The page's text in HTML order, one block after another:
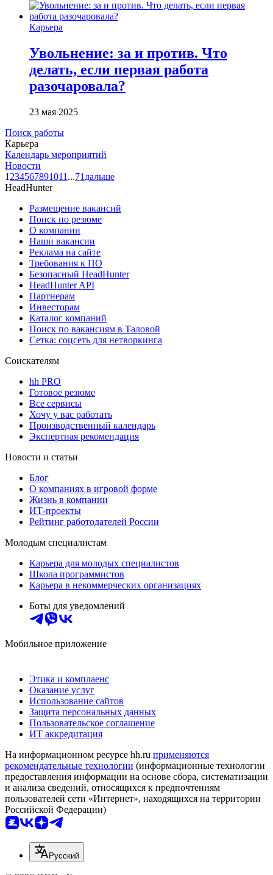
Карьера
Увольнение: за и против. Что
делать, если первая работа
разочаровала?
23 мая 2025
Поиск работы
Карьера
Календарь мероприятий
Новости
1 234567891011 ...71 дальше
HeadHunter
Размещение вакансий
Поиск по резюме
О компании
Наши вакансии
Реклама на сайте
Требования к ПО
Безопасный HeadHunter
HeadHunter API
Партнерам
Инвесторам
Каталог компаний
Поиск по вакансиям в Таловой
Сетка: соцсеть для нетворкинга
Соискателям
hh PRO
Готовое резюме
Все сервисы
Хочу у вас работать
Производственный календарь
Экспертная рекомендация
Новости и статьи
Блог
О компаниях в игровой форме
Жизнь в компании
ИТ-проекты
Рейтинг работодателей России
Молодым специалистам
Карьера для молодых специалистов
Школа программистов
Карьера в некоммерческих организациях
Боты для уведомлений
Мобильное приложение
Этика и комплаенс
Оказание услуг
Использование сайтов
Защита персональных данных
Пользовательское соглашение
ИТ аккредитация
На информационном ресурсе hh.ru применяются
рекомендательные технологии (информационные технологии
предоставления информации на основе сбора, систематизации
и анализа сведений, относящихся к предпочтениям
пользователей сети «Интернет», находящихся на территории
Российской Федерации)
Русский